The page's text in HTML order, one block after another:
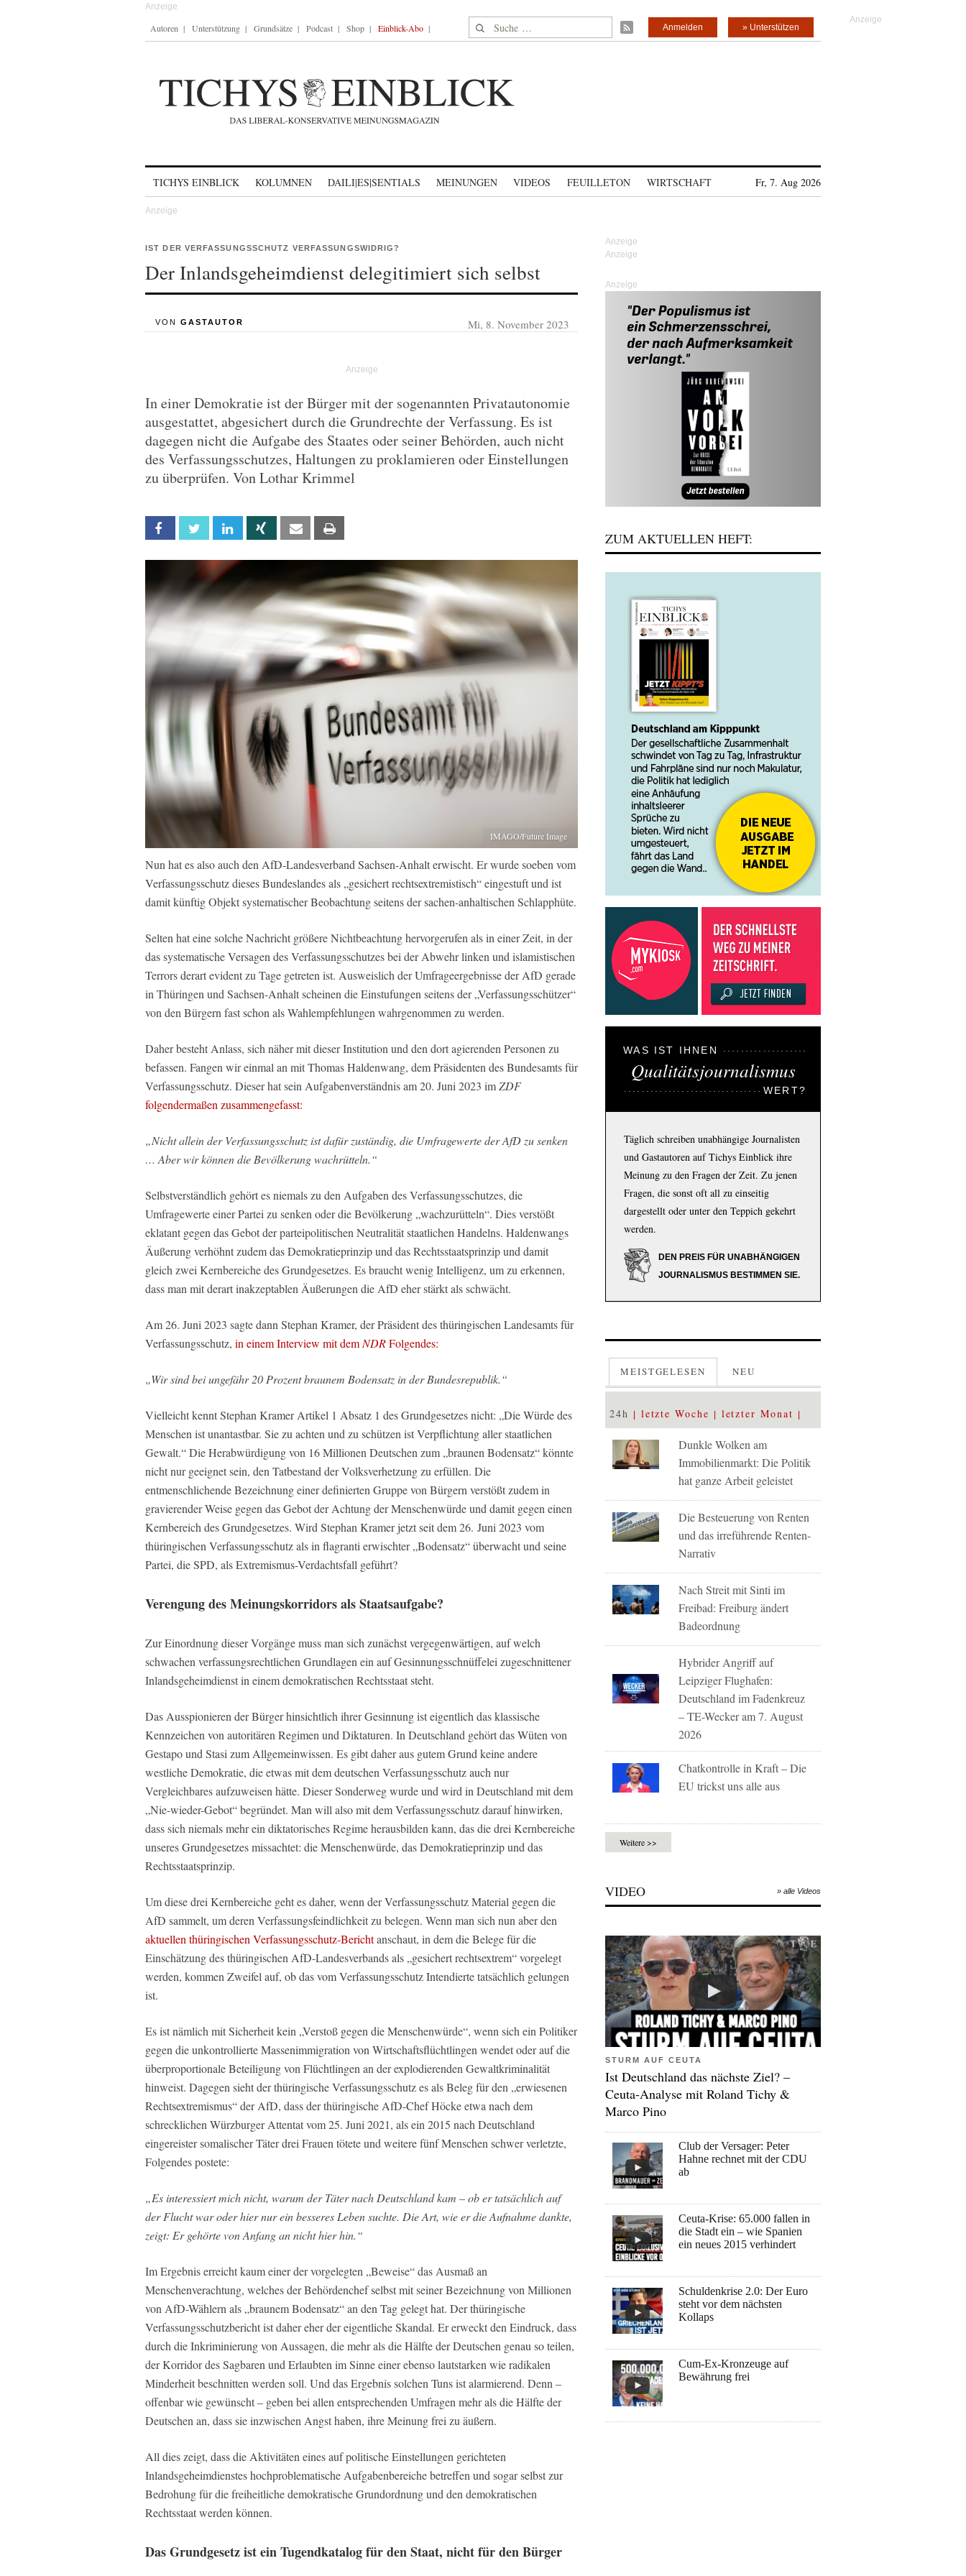
Autoren Unterstützung Grundsätze Podcast Shop Einblick-Abo Suche nach: » Unterstützen
Anmelden
TICHYS EINBLICK KOLUMNEN DAILI|ES|SENTIALS MEINUNGEN VIDEOS FEUILLETON WIRTSCHAFT Fr, 7. Aug 2026
IST DER VERFASSUNGSSCHUTZ VERFASSUNGSWIDRIG?
Der Inlandsgeheimdienst delegitimiert sich selbst
VON GASTAUTOR Mi, 8. November 2023
In einer Demokratie ist der Bürger mit der sogenannten Privatautonomie
ausgestattet, abgesichert durch die Grundrechte der Verfassung. Es ist
dagegen nicht die Aufgabe des Staates oder seiner Behörden, auch nicht
des Verfassungsschutzes, Haltungen zu proklamieren oder Einstellungen
zu überprüfen. Von Lothar Krimmel
Facebook Twitter Linkedin Xing Email
IMAGO/Future Image
Nun hat es also auch den AfD-Landesverband Sachsen-Anhalt erwischt. Er wurde soeben vom
Verfassungsschutz dieses Bundeslandes als „gesichert rechtsextremistisch“ eingestuft und ist
damit künftig Objekt systematischer Beobachtung seitens der sachen-anhaltischen Schlapphüte.
Selten hat eine solche Nachricht größere Nichtbeachtung hervorgerufen als in einer Zeit, in der
das systematische Versagen des Verfassungsschutzes bei der Abwehr linken und islamistischen
Terrors derart evident zu Tage getreten ist. Ausweislich der Umfrageergebnisse der AfD gerade
in Thüringen und Sachsen-Anhalt scheinen die Einstufungen seitens der „Verfassungsschützer“
von den Bürgern fast schon als Wahlempfehlungen wahrgenommen zu werden.
Daher besteht Anlass, sich näher mit dieser Institution und den dort agierenden Personen zu
befassen. Fangen wir einmal an mit Thomas Haldenwang, dem Präsidenten des Bundesamts für
Verfassungsschutz. Dieser hat sein Aufgabenverständnis am 20. Juni 2023 imZDF
folgendermaßen zusammengefasst:
„Nicht allein der Verfassungsschutz ist dafür zuständig, die Umfragewerte der AfD zu senken
… Aber wir können die Bevölkerung wachrütteln.“
Selbstverständlich gehört es niemals zu den Aufgaben des Verfassungsschutzes, die
Umfragewerte einer Partei zu senken oder die Bevölkerung „wachzurütteln“. Dies verstößt
eklatant gegen das Gebot der parteipolitischen Neutralität staatlichen Handelns. Haldenwangs
Äußerung verhöhnt zudem das Demokratieprinzip und das Rechtsstaatsprinzip und damit
gleich zwei Kernbereiche des Grundgesetzes. Es braucht wenig Intelligenz, um zu erkennen,
dass man mit derart inakzeptablen Äußerungen die AfD eher stärkt als schwächt.
Am 26. Juni 2023 sagte dann Stephan Kramer, der Präsident des thüringischen Landesamts für
Verfassungsschutz, in einem Interview mit dem NDRFolgendes:
„Wir sind bei ungefähr 20 Prozent braunem Bodensatz in der Bundesrepublik.“
Vielleicht kennt Stephan Kramer Artikel 1 Absatz 1 des Grundgesetzes nicht: „Die Würde des
Menschen ist unantastbar. Sie zu achten und zu schützen ist Verpflichtung aller staatlichen
Gewalt.“ Die Herabwürdigung von 16 Millionen Deutschen zum „braunen Bodensatz“ könnte
nicht nur geeignet sein, den Tatbestand der Volksverhetzung zu erfüllen. Die
entmenschlichende Bezeichnung einer definierten Gruppe von Bürgern verstößt zudem in
gravierender Weise gegen das Gebot der Achtung der Menschenwürde und damit gegen einen
Kernbereich des Grundgesetzes. Wird Stephan Kramer jetzt seit dem 26. Juni 2023 vom
thüringischen Verfassungsschutz als in flagranti erwischter „Bodensatz“ überwacht und seine
Partei, die SPD, als Extremismus-Verdachtsfall geführt?
Verengung des Meinungskorridors als Staatsaufgabe?
Zur Einordnung dieser Vorgänge muss man sich zunächst vergegenwärtigen, auf welch
schwachen verfassungsrechtlichen Grundlagen ein auf Gesinnungsschnüffelei zugeschnittener
Inlandsgeheimdienst in einem demokratischen Rechtsstaat steht.
Das Ausspionieren der Bürger hinsichtlich ihrer Gesinnung ist eigentlich das klassische
Kennzeichen von autoritären Regimen und Diktaturen. In Deutschland gehört das Wüten von
Gestapo und Stasi zum Allgemeinwissen. Es gibt daher aus gutem Grund keine andere
westliche Demokratie, die etwas mit dem deutschen Verfassungsschutz auch nur
Vergleichbares aufzuweisen hätte. Dieser Sonderweg wurde und wird in Deutschland mit dem
„Nie-wieder-Gebot“ begründet. Man will also mit dem Verfassungsschutz darauf hinwirken,
dass sich niemals mehr ein diktatorisches Regime herausbilden kann, das die drei Kernbereiche
unseres Grundgesetzes missachtet: die Menschenwürde, das Demokratieprinzip und das
Rechtsstaatsprinzip.
Um diese drei Kernbereiche geht es daher, wenn der Verfassungsschutz Material gegen die
AfD sammelt, um deren Verfassungsfeindlichkeit zu belegen. Wenn man sich nun aber den
aktuellen thüringischen Verfassungsschutz-Berichtanschaut, in dem die Belege für die
Einschätzung des thüringischen AfD-Landesverbands als „gesichert rechtsextrem“ vorgelegt
werden, kommen Zweifel auf, ob das vom Verfassungsschutz Intendierte tatsächlich gelungen
ist.
Es ist nämlich mit Sicherheit kein „Verstoß gegen die Menschenwürde“, wenn sich ein Politiker
gegen die unkontrollierte Massenimmigration von Wirtschaftsflüchtlingen wendet oder auf die
überproportionale Beteiligung von Flüchtlingen an der explodierenden Gewaltkriminalität
hinweist. Dagegen sieht der thüringische Verfassungsschutz es als Beleg für den „erwiesenen
Rechtsextremismus“ der AfD, dass der thüringische AfD-Chef Höcke etwa nach dem
schrecklichen Würzburger Attentat vom 25. Juni 2021, als ein 2015 nach Deutschland
eingereister somalischer Täter drei Frauen tötete und weitere fünf Menschen schwer verletzte,
Folgendes postete:
„Es interessiert mich nicht, warum der Täter nach Deutschland kam – ob er tatsächlich auf
der Flucht war oder hier nur ein besseres Leben suchte. Die Art, wie er die Aufnahme dankte,
zeigt: Er gehörte von Anfang an nicht hier hin.“
Im Ergebnis erreicht kaum einer der vorgelegten „Beweise“ das Ausmaß an
Menschenverachtung, welches der Behördenchef selbst mit seiner Bezeichnung von Millionen
von AfD-Wählern als „braunem Bodensatz“ an den Tag gelegt hat. Der thüringische
Verfassungsschutzbericht ist daher eher der eigentliche Skandal. Er erweckt den Eindruck, dass
durch die Inkriminierung von Aussagen, die mehr als die Hälfte der Deutschen genau so teilen,
der Korridor des Sagbaren und Erlaubten im Sinne einer ebenso lautstarken wie radikalen
Minderheit beschnitten werden soll. Und das Ergebnis solchen Tuns ist alarmierend. Denn –
offenbar wie gewünscht – geben bei allen entsprechenden Umfragen mehr als die Hälfte der
Deutschen an, dass sie inzwischen Angst haben, ihre Meinung frei zu äußern.
All dies zeigt, dass die Aktivitäten eines auf politische Einstellungen gerichteten
Inlandsgeheimdienstes hochproblematische Aufgabenbereiche betreffen und sogar selbst zur
Bedrohung für die freiheitliche demokratische Grundordnung und den demokratischen
Rechtsstaat werden können.
Das Grundgesetz ist ein Tugendkatalog für den Staat, nicht für den Bürger
Anzeige
ZUM AKTUELLEN HEFT:
WAS IST IHNEN
Qualitätsjournalismus
WERT?
Täglich schreiben unabhängige Journalisten
und Gastautoren auf Tichys Einblick ihre
Meinung zu den Fragen der Zeit. Zu jenen
Fragen, die sonst oft all zu einseitig
dargestellt oder unter den Teppich gekehrt
werden.
DEN PREIS FÜR UNABHÄNGIGEN
JOURNALISMUS BESTIMMEN SIE.
MEISTGELESEN NEU
24h letzte Woche letzter Monat
Dunkle Wolken am
Immobilienmarkt: Die Politik
hat ganze Arbeit geleistet
Die Besteuerung von Renten
und das irreführende Renten-
Narrativ
Nach Streit mit Sinti im
Freibad: Freiburg ändert
Badeordnung
Hybrider Angriff auf
Leipziger Flughafen:
Deutschland im Fadenkreuz
– TE-Wecker am 7. August
2026
Chatkontrolle in Kraft – Die
EU trickst uns alle aus
Weitere >>
VIDEO » alle Videos
STURM AUF CEUTA
Ist Deutschland das nächste Ziel? –
Ceuta-Analyse mit Roland Tichy &
Marco Pino
Club der Versager: Peter
Hahne rechnet mit der CDU
ab
Ceuta-Krise: 65.000 fallen in
die Stadt ein – wie Spanien
ein neues 2015 verhindert
Schuldenkrise 2.0: Der Euro
steht vor dem nächsten
Kollaps
Cum-Ex-Kronzeuge auf
Bewährung frei